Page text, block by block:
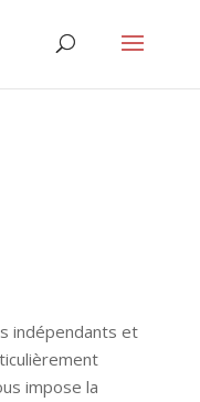
indépendants et
impose la